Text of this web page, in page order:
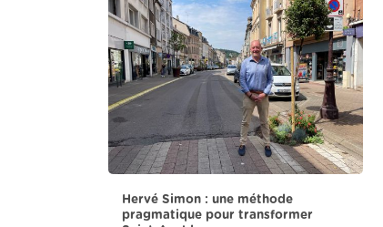
Hervé Simon : une méthode
pragmatique pour transformer